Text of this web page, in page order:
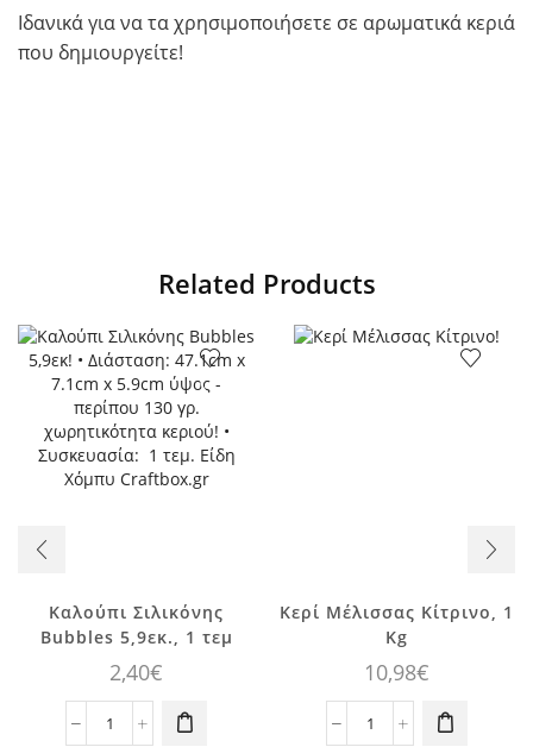
Ιδανικά για να τα χρησιμοποιήσετε σε αρωματικά κεριά
που δημιουργείτε!
Related Products
Καλούπι Σιλικόνης
Bubbles 5,9εκ., 1 τεμ
2,40€
Καλούπι
Κερί Μέλισσας Κίτρινο, 1
Kg
10,98€
Κερί